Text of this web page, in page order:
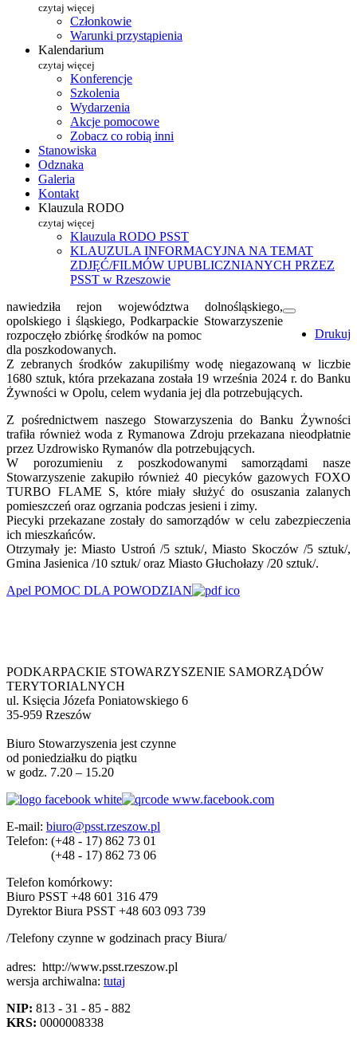
czytaj więcej
Członkowie
Warunki przystąpienia
Kalendarium
czytaj więcej
Konferencje
Szkolenia
Wydarzenia
Akcje pomocowe
Zobacz co robią inni
Stanowiska
Odznaka
Galeria
Kontakt
Klauzula RODO
czytaj więcej
Klauzula RODO PSST
KLAUZULA INFORMACYJNA NA TEMAT
ZDJĘĆ/FILMÓW UPUBLICZNIANYCH PRZEZ
PSST w Rzeszowie
Drukuj
nawiedziła rejon województwa dolnośląskiego,
opolskiego i śląskiego, Podkarpackie Stowarzyszenie
rozpoczęło zbiórkę środków na pomoc
dla poszkodowanych.
Z zebranych środków zakupiliśmy wodę niegazowaną w liczbie
1680 sztuk, która przekazana została 19 września 2024 r. do Banku
Żywności w Opolu, celem wydania jej dla potrzebujących.
Z pośrednictwem naszego Stowarzyszenia do Banku Żywności
trafiła również woda z Rymanowa Zdroju przekazana nieodpłatnie
przez Uzdrowisko Rymanów dla potrzebujących.
W porozumieniu z poszkodowanymi samorządami nasze
Stowarzyszenie zakupiło również 40 piecyków gazowych FOXO
TURBO FLAME S, które miały służyć do osuszania zalanych
pomieszczeń oraz ogrzania podczas jesieni i zimy.
Piecyki przekazane zostały do samorządów w celu zabezpieczenia
ich mieszkańców.
Otrzymały je: Miasto Ustroń /5 sztuk/, Miasto Skoczów /5 sztuk/,
Gmina Jasienica /10 sztuk/ oraz Miasto Głuchołazy /20 sztuk/.
Apel POMOC DLA POWODZIAN
PODKARPACKIE STOWARZYSZENIE SAMORZĄDÓW
TERYTORIALNYCH
ul. Księcia Józefa Poniatowskiego 6
35-959 Rzeszów
Biuro Stowarzyszenia jest czynne
od poniedziałku do piątku
w godz. 7.20 – 15.20
E-mail: biuro@psst.rzeszow.pl
Telefon: (+48 - 17) 862 73 01
(+48 - 17) 862 73 06
Telefon komórkowy:
Biuro PSST +48 601 316 479
Dyrektor Biura PSST +48 603 093 739
/Telefony czynne w godzinach pracy Biura/
adres: http://www.psst.rzeszow.pl
wersja archiwalna: tutaj
NIP: 813 - 31 - 85 - 882
KRS: 0000008338